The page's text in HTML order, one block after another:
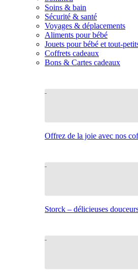
Soins & bain
Sécurité & santé
Voyages & déplacements
Aliments pour bébé
Jouets pour bébé et tout-
Coffrets cadeaux
Bons & Cartes cadeaux
Offrez de la joie avec nos
Storck – délicieuses